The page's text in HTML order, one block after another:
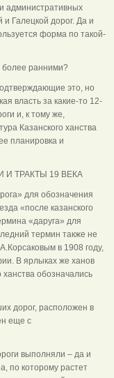
административных
Галецкой дорог. Да и
форма по такой-
более ранними?
это, но
власть за какие-то 12-
и, к тому же,
Казанского ханства
планировка и
19 ВЕКА
для обозначения
«после казанского
«даруга» для
термин также не
в 1908 году,
В ярлыках же ханов
обозначались
дорог, расположен в
еще с
выполняли – да и
по которому растет